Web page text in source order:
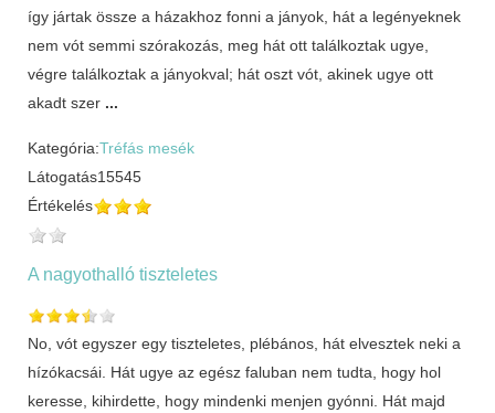
így jártak össze a házakhoz fonni a jányok, hát a legényeknek
nem vót semmi szórakozás, meg hát ott találkoztak ugye,
végre találkoztak a jányokval; hát oszt vót, akinek ugye ott
akadt szer ...
Kategória:Tréfás mesék
Látogatás15545
Értékelés
A nagyothalló tiszteletes
No, vót egyszer egy tiszteletes, plébános, hát elvesztek neki a
hízókacsái. Hát ugye az egész faluban nem tudta, hogy hol
keresse, kihirdette, hogy mindenki menjen gyónni. Hát majd